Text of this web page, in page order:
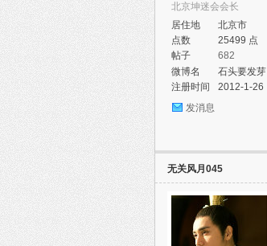
北京坤迷会会长
居住地
北京市
点数
25499 点
帖子
682
微博名
石头要发芽
注册时间
2012-1-26
发消息
无关风月045